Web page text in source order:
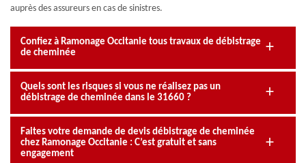
auprès des assureurs en cas de sinistres.
Confiez à Ramonage Occitanie tous travaux de débistrage
de cheminée
Quels sont les risques si vous ne réalisez pas un
débistrage de cheminée dans le 31660 ?
Faites votre demande de devis débistrage de cheminée
chez Ramonage Occitanie : C’est gratuit et sans
engagement